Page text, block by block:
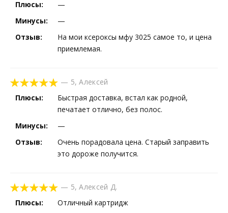
Плюсы:
—
Минусы:
—
Отзыв:
На мои ксероксы мфу 3025 самое то, и цена
приемлемая.
— 5,Алексей
Плюсы:
Быстрая доставка, встал как родной,
печатает отлично, без полос.
Минусы:
—
Отзыв:
Очень порадовала цена. Старый заправить
это дороже получится.
— 5,Алексей Д.
Плюсы:
Отличный картридж